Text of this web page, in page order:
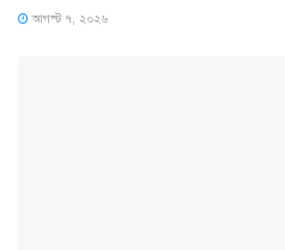
আগস্ট ৭, ২০২৬